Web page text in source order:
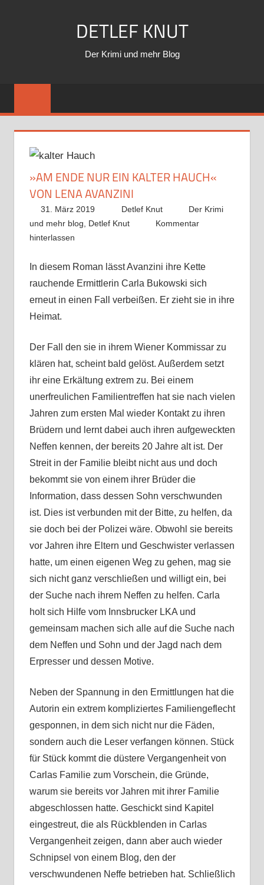
DETLEF KNUT
Der Krimi und mehr Blog
»AM ENDE NUR EIN KALTER HAUCH«
VON LENA AVANZINI
31. März 2019 Detlef Knut
Der Krimi
und mehr blog, Detlef Knut
Kommentar
hinterlassen
In diesem Roman lässt Avanzini ihre Kette
rauchende Ermittlerin Carla Bukowski sich
erneut in einen Fall verbeißen. Er zieht sie in ihre
Heimat.
Der Fall den sie in ihrem Wiener Kommissar zu
klären hat, scheint bald gelöst. Außerdem setzt
ihr eine Erkältung extrem zu. Bei einem
unerfreulichen Familientreffen hat sie nach vielen
Jahren zum ersten Mal wieder Kontakt zu ihren
Brüdern und lernt dabei auch ihren aufgeweckten
Neffen kennen, der bereits 20 Jahre alt ist. Der
Streit in der Familie bleibt nicht aus und doch
bekommt sie von einem ihrer Brüder die
Information, dass dessen Sohn verschwunden
ist. Dies ist verbunden mit der Bitte, zu helfen, da
sie doch bei der Polizei wäre. Obwohl sie bereits
vor Jahren ihre Eltern und Geschwister verlassen
hatte, um einen eigenen Weg zu gehen, mag sie
sich nicht ganz verschließen und willigt ein, bei
der Suche nach ihrem Neffen zu helfen. Carla
holt sich Hilfe vom Innsbrucker LKA und
gemeinsam machen sich alle auf die Suche nach
dem Neffen und Sohn und der Jagd nach dem
Erpresser und dessen Motive.
Neben der Spannung in den Ermittlungen hat die
Autorin ein extrem kompliziertes Familiengeflecht
gesponnen, in dem sich nicht nur die Fäden,
sondern auch die Leser verfangen können. Stück
für Stück kommt die düstere Vergangenheit von
Carlas Familie zum Vorschein, die Gründe,
warum sie bereits vor Jahren mit ihrer Familie
abgeschlossen hatte. Geschickt sind Kapitel
eingestreut, die als Rückblenden in Carlas
Vergangenheit zeigen, dann aber auch wieder
Schnipsel von einem Blog, den der
verschwundenen Neffe betrieben hat. Schließlich